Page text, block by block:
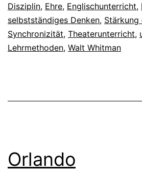
Disziplin, Ehre, Englischunterricht,
selbstständiges Denken,
Synchronizität, Theaterunterricht,
Lehrmethoden, Walt Whitman
Orlando